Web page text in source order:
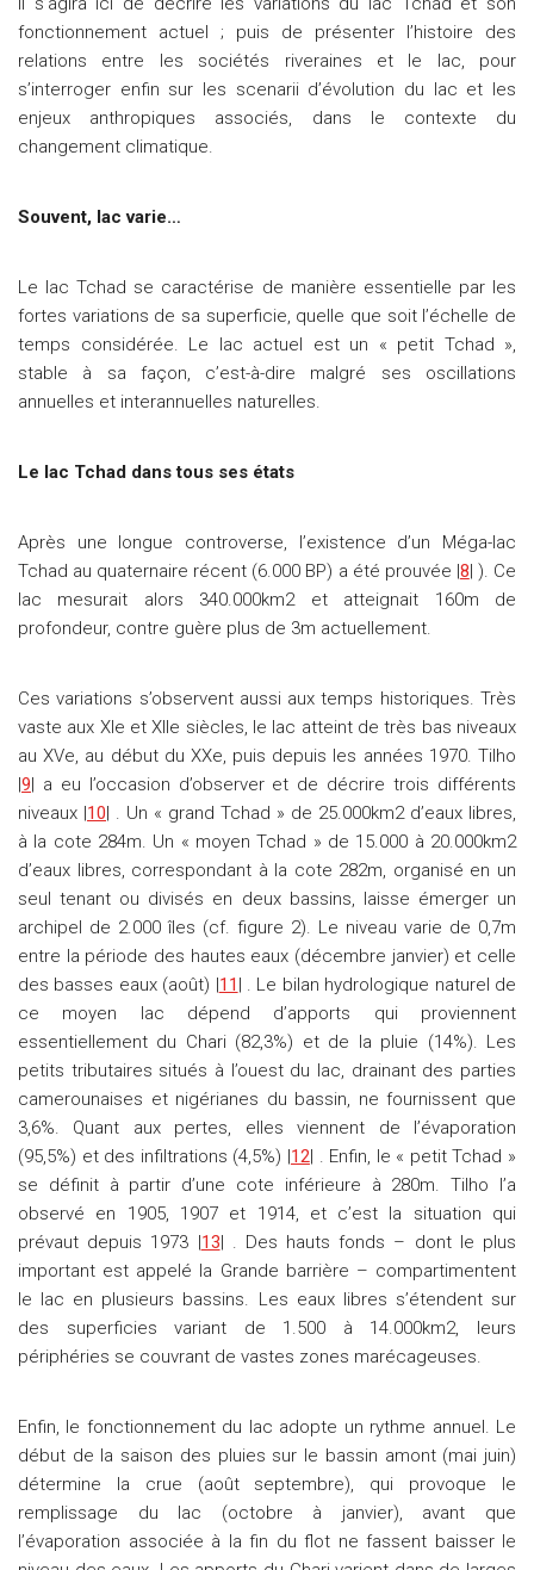
fonctionnement actuel ; puis de présenter l’histoire des
relations entre les sociétés riveraines et le lac, pour
s’interroger enfin sur les scenarii d’évolution du lac et les
enjeux anthropiques associés, dans le contexte du
changement climatique.
Souvent, lac varie…
Le lac Tchad se caractérise de manière essentielle par les
fortes variations de sa superficie, quelle que soit l’échelle de
temps considérée. Le lac actuel est un « petit Tchad »,
stable à sa façon, c’est-à-dire malgré ses oscillations
annuelles et interannuelles naturelles.
Le lac Tchad dans tous ses états
Après une longue controverse, l’existence d’un Méga-lac
Tchad au quaternaire récent (6.000 BP) a été prouvée |8| ). Ce
lac mesurait alors 340.000km2 et atteignait 160m de
profondeur, contre guère plus de 3m actuellement.
Ces variations s’observent aussi aux temps historiques. Très
vaste aux XIe et XIIe siècles, le lac atteint de très bas niveaux
au XVe, au début du XXe, puis depuis les années 1970. Tilho
|9| a eu l’occasion d’observer et de décrire trois différents
niveaux |10| . Un « grand Tchad » de 25.000km2 d’eaux libres,
à la cote 284m. Un « moyen Tchad » de 15.000 à 20.000km2
d’eaux libres, correspondant à la cote 282m, organisé en un
seul tenant ou divisés en deux bassins, laisse émerger un
archipel de 2.000 îles (cf. figure 2). Le niveau varie de 0,7m
entre la période des hautes eaux (décembre janvier) et celle
des basses eaux (août) |11 | . Le bilan hydrologique naturel de
ce moyen lac dépend d’apports qui proviennent
essentiellement du Chari (82,3%) et de la pluie (14%). Les
petits tributaires situés à l’ouest du lac, drainant des parties
camerounaises et nigérianes du bassin, ne fournissent que
3,6%. Quant aux pertes, elles viennent de l’évaporation
(95,5%) et des infiltrations (4,5%) |12| . Enfin, le « petit Tchad »
se définit à partir d’une cote inférieure à 280m. Tilho l’a
observé en 1905, 1907 et 1914, et c’est la situation qui
prévaut depuis 1973 |13| . Des hauts fonds – dont le plus
important est appelé la Grande barrière – compartimentent
le lac en plusieurs bassins. Les eaux libres s’étendent sur
des superficies variant de 1.500 à 14.000km2, leurs
périphéries se couvrant de vastes zones marécageuses.
Enfin, le fonctionnement du lac adopte un rythme annuel. Le
début de la saison des pluies sur le bassin amont (mai juin)
détermine la crue (août septembre), qui provoque le
remplissage du lac (octobre à janvier), avant que
l’évaporation associée à la fin du flot ne fassent baisser le